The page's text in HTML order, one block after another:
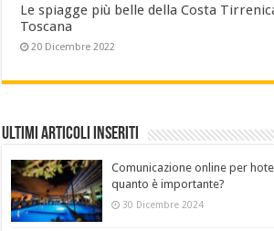
Le spiagge più belle della Costa
Toscana
20 Dicembre 2022
Ultimi Articoli Inseriti
Comunicazione online per
quanto è importante?
30 Dicembre 2024